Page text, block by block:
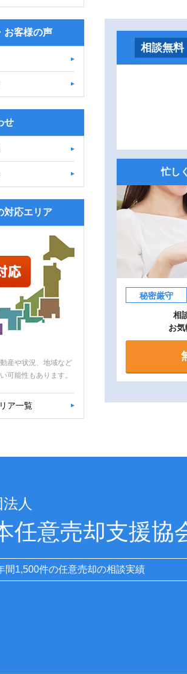
相談無料
忙し
秘密厳守
相
お気
お客様の声
せ
対応エリア
産や状況、地域など
可能性もあります。
ア一覧
人
任意売却支援協
間1,500件の任意売却の相談実績